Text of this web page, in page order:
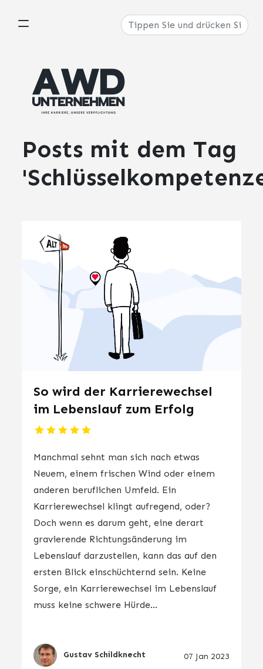
Posts mit dem Tag
So wird der Karrierewechsel
im Lebenslauf zum Erfolg
Manchmal sehnt man sich nach etwas
Neuem, einem frischen Wind oder einem
anderen beruflichen Umfeld. Ein
Karrierewechsel klingt aufregend, oder?
Doch wenn es darum geht, eine derart
gravierende Richtungsänderung im
Lebenslauf darzustellen, kann das auf den
ersten Blick einschüchternd sein. Keine
Sorge, ein Karrierewechsel im Lebenslauf
muss keine schwere Hürde...
Gustav Schildknecht 07 Jan 2023